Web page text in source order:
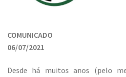
COMUNICADO
06/07/2021
Desde há muitos anos (pelo